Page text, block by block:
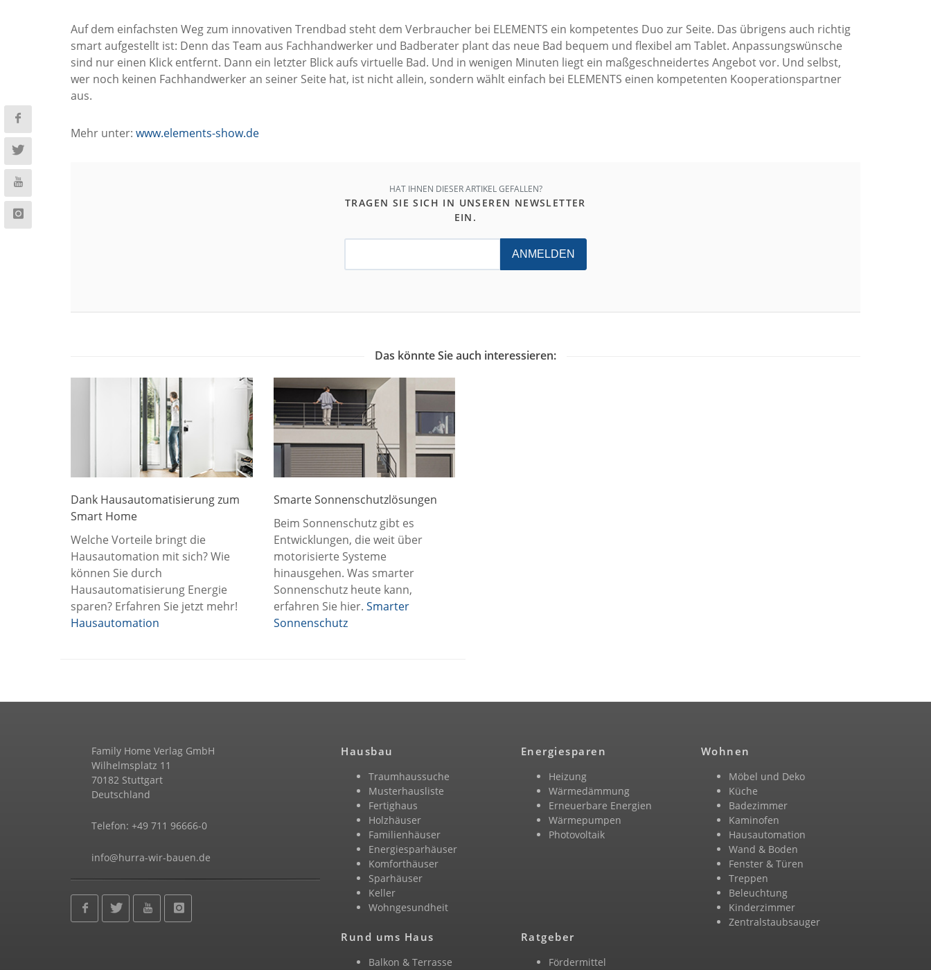
Auf dem einfachsten Weg zum innovativen Trendbad steht dem Verbraucher bei ELEMENTS ein kompetentes Duo zur Seite. Das übrigens auch richtig
smart aufgestellt ist: Denn das Team aus Fachhandwerker und Badberater plant das neue Bad bequem und flexibel am Tablet. Anpassungswünsche
sind nur einen Klick entfernt. Dann ein letzter Blick aufs virtuelle Bad. Und in wenigen Minuten liegt ein maßgeschneidertes Angebot vor. Und selbst,
wer noch keinen Fachhandwerker an seiner Seite hat, ist nicht allein, sondern wählt einfach bei ELEMENTS einen kompetenten Kooperationspartner
aus.
Mehr unter: www.elements-show.de
HAT IHNEN DIESER ARTIKEL GEFALLEN?
TRAGEN SIE SICH IN UNSEREN NEWSLETTER
EIN.
ANMELDEN
Das könnte Sie auch interessieren:
Dank Hausautomatisierung zum
Smart Home
Welche Vorteile bringt die
Hausautomation mit sich? Wie
können Sie durch
Hausautomatisierung Energie
sparen? Erfahren Sie jetzt mehr!
Hausautomation
Smarte Sonnenschutzlösungen
Beim Sonnenschutz gibt es
Entwicklungen, die weit über
motorisierte Systeme
hinausgehen. Was smarter
Sonnenschutz heute kann,
erfahren Sie hier. Smarter
Sonnenschutz
Family Home Verlag GmbH
Wilhelmsplatz 11
70182 Stuttgart
Deutschland
Telefon: +49 711 96666-0
info@hurra-wir-bauen.de
Hausbau
Traumhaussuche
Musterhausliste
Fertighaus
Holzhäuser
Familienhäuser
Energiesparhäuser
Komforthäuser
Sparhäuser
Keller
Wohngesundheit
Energiesparen
Heizung
Wärmedämmung
Erneuerbare Energien
Wärmepumpen
Photovoltaik
Wohnen
Möbel und Deko
Küche
Badezimmer
Kaminofen
Hausautomation
Wand & Boden
Fenster & Türen
Treppen
Beleuchtung
Kinderzimmer
Zentralstaubsauger
Rund ums Haus
Balkon & Terrasse
Ratgeber
Fördermittel